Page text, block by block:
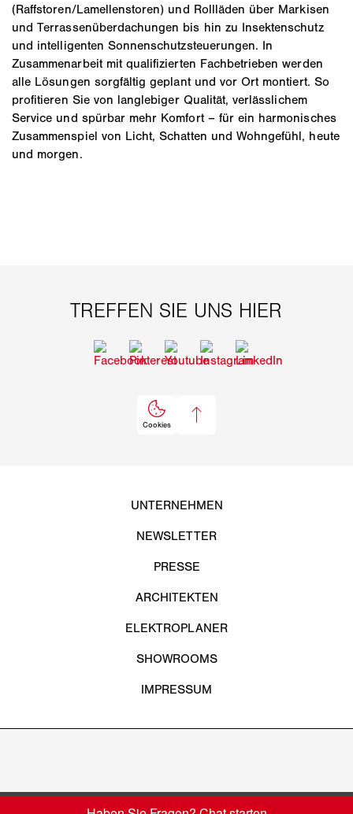
(Raffstoren/Lamellenstoren) und Rollläden über Markisen
und Terrassenüberdachungen bis hin zu Insektenschutz
und intelligenten Sonnenschutzsteuerungen. In
Zusammenarbeit mit qualifizierten Fachbetrieben werden
alle Lösungen sorgfältig geplant und vor Ort montiert. So
profitieren Sie von langlebiger Qualität, verlässlichem
Service und spürbar mehr Komfort – für ein harmonisches
Zusammenspiel von Licht, Schatten und Wohngefühl, heute
und morgen.